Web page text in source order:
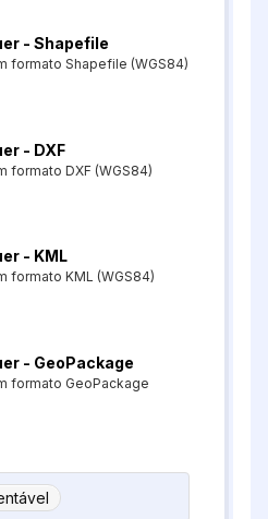
- Shapefile
formato Shapefile (WGS84)
- DXF
formato DXF (WGS84)
- KML
formato KML (WGS84)
- GeoPackage
formato GeoPackage